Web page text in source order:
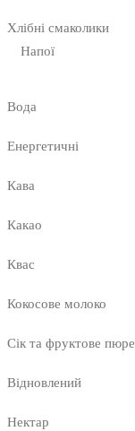
Хлібні смаколики
Напої
Вода
Енергетичні
Кава
Какао
Квас
Кокосове молоко
Сік та фруктове пюре
Відновлений
Нектар